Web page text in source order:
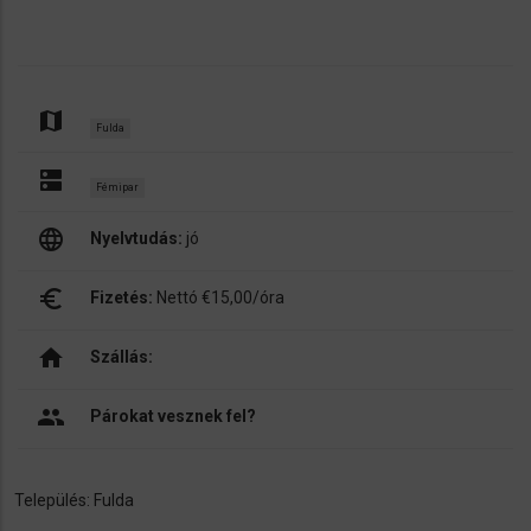
map Fulda
dns Fémipar
language Nyelvtudás: jó
euro_symbol Fizetés: Nettó €15,00/óra
home Szállás:
people Párokat vesznek fel?
Település: Fulda